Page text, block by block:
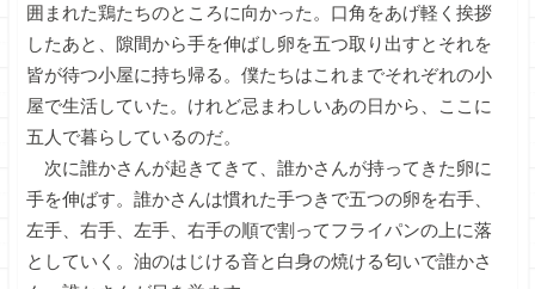
囲まれた鶏たちのところに向かった。口角をあげ軽く挨拶
したあと、隙間から手を伸ばし卵を五つ取り出すとそれを
皆が待つ小屋に持ち帰る。僕たちはこれまでそれぞれの小
屋で生活していた。けれど忌まわしいあの日から、ここに
五人で暮らしているのだ。
次に誰かさんが起きてきて、誰かさんが持ってきた卵に
手を伸ばす。誰かさんは慣れた手つきで五つの卵を右手、
左手、右手、左手、右手の順で割ってフライパンの上に落
としていく。油のはじける音と白身の焼ける匂いで誰かさ